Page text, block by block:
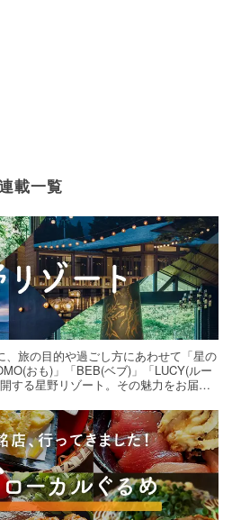
載一覧
、旅の目的や過ごし方にあわせて「星の
おも)」「BEB(ベブ)」「LUCY(ルー
する星野リゾート。その魅力をお届け